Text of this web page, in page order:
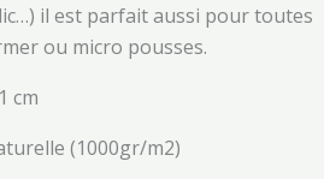
il est parfait aussi pour toutes
ou micro pousses.
cm
(1000gr/m2)